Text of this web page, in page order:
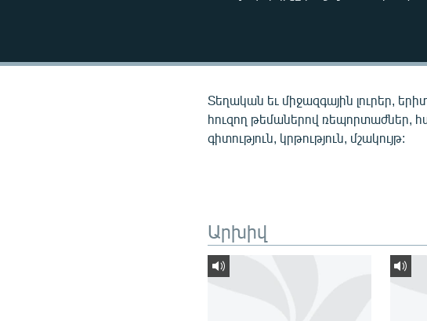
ՍՊՈՐՏ
Տեղական եւ միջազգային լուրեր,
հուզող թեմաներով ռեպորտաժներ,
գիտություն, կրթություն, մշակույթ:
Արխիվ